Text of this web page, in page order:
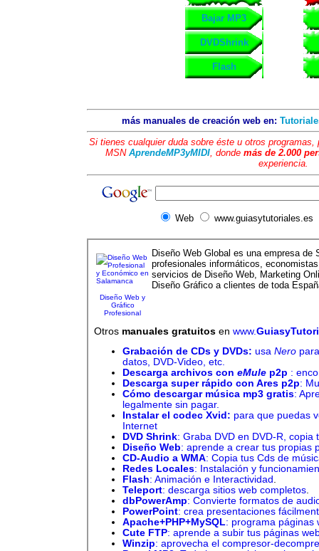
Bajar MP3
DVDShrink
Flash
más manuales de creación web en:
Si tienes cualquier duda sobre éste u otros
MSN AprendeMP3yMIDI, donde más de 2.000
experiencia.
Web www.guiasytutoriales.es